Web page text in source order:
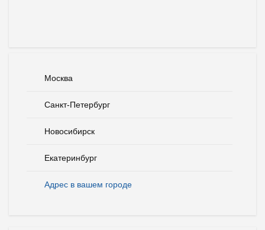
Москва
Санкт-Петербург
Новосибирск
Екатеринбург
Адрес в вашем городе